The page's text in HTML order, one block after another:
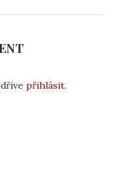
přihlásit.